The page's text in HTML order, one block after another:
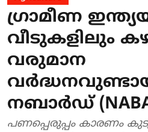
ഗ്രാമീണ
വീടുകളിലും
വരുമാന
നബാർഡ്
പണപ്പെരുപ്പം കാരണം